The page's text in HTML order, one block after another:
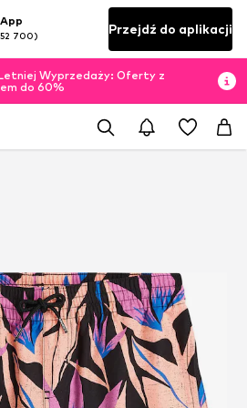
700) Przejdź do aplikacji
Wyprzedaży: Oferty z
do 60%